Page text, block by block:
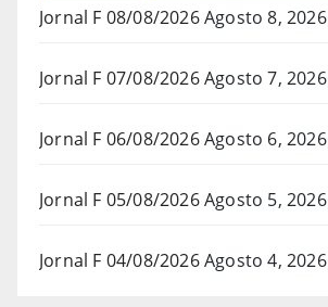
Jornal F 08/08/2026Agosto 8, 2026
Jornal F 07/08/2026Agosto 7, 2026
Jornal F 06/08/2026Agosto 6, 2026
Jornal F 05/08/2026Agosto 5, 2026
Jornal F 04/08/2026Agosto 4, 2026